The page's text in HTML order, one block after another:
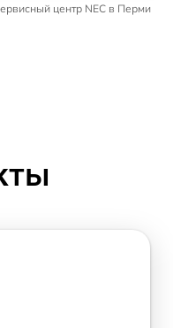
центр NEC в Перми